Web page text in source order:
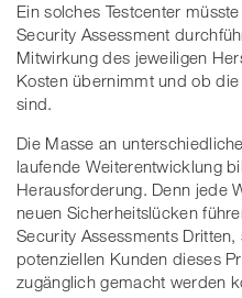
Ein solches Testcenter
Security Assessment
Mitwirkung des jeweiligen
Kosten übernimmt und ob
sind.
Die Masse an
laufende Weiterentwicklung
Herausforderung. Denn jede
neuen Sicherheitslücken
Security Assessments
potenziellen Kunden dieses
zugänglich gemacht werden